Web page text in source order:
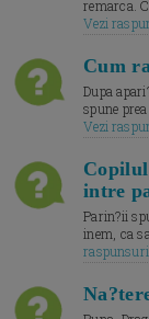
remarca.
Vezi
Cum
Dupa
spune
Vezi
intre
Parin?ii
inem, ca
raspunsuri